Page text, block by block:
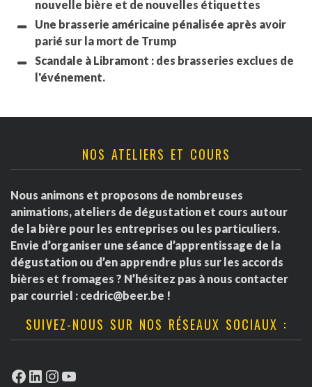
nouvelle bière et de nouvelles étiquettes
Une brasserie américaine pénalisée après avoir
parié sur la mort de Trump
Scandale à Libramont : des brasseries exclues de
l'événement.
NOS ATELIERS ET COURS
Nous animons et proposons de nombreuses
animations, ateliers de dégustation et cours autour
de la bière pour les entreprises ou les particuliers.
Envie d’organiser une séance d’apprentissage de la
dégustation ou d’en apprendre plus sur les accords
bières et fromages ? N’hésitez pas à nous contacter
par courriel : cedric@beer.be !
SUIVEZ-NOUS SUR NOS RÉSEAUX SOCIAUX :
Facebook
LinkedIn
Instagram
YouTube